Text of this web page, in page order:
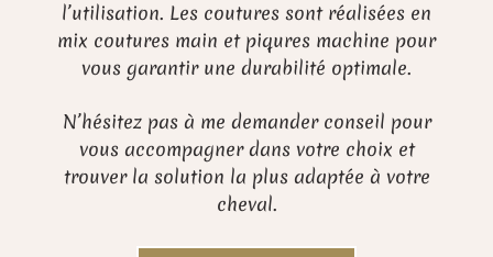
l’utilisation. Les coutures sont réalisées en
mix coutures main et piqures machine pour
vous garantir une durabilité optimale.
N’hésitez pas à me demander conseil pour
vous accompagner dans votre choix et
trouver la solution la plus adaptée à votre
cheval.